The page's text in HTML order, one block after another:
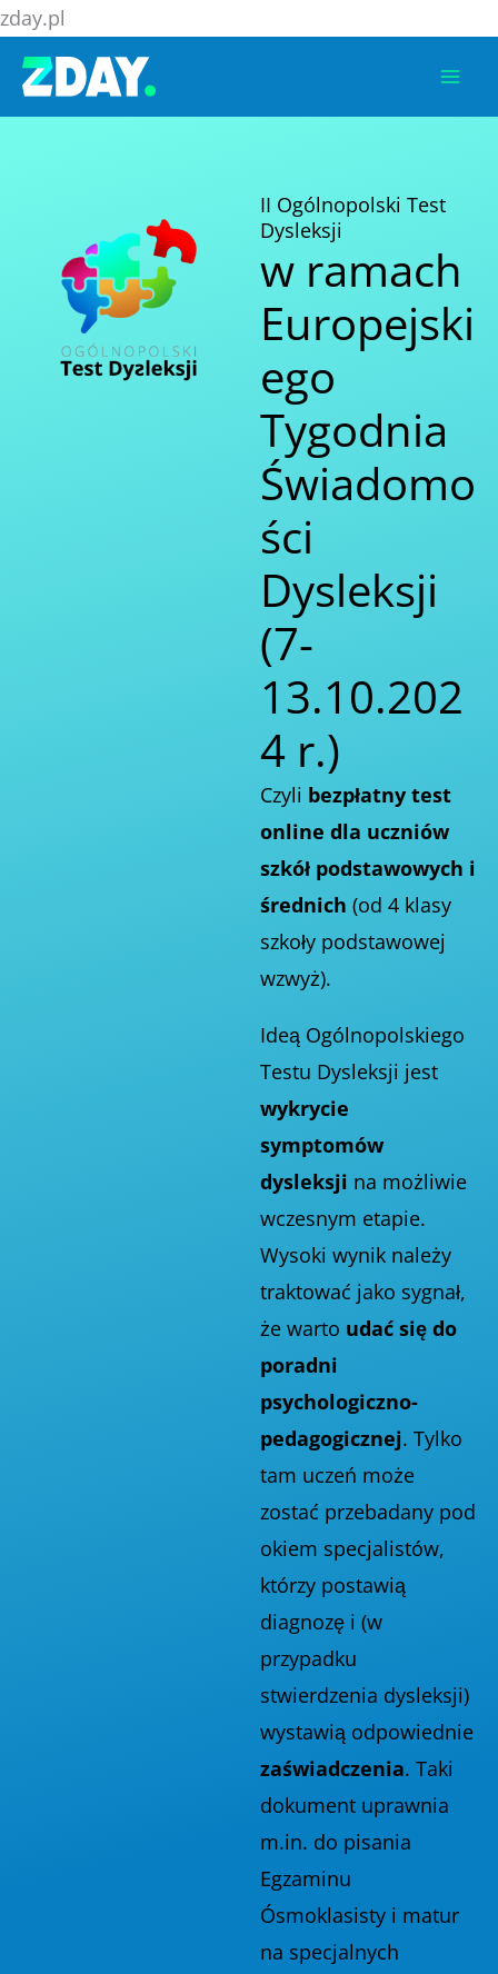
zday.pl
do
treści
II Ogólnopolski Test
Dysleksji
w ramach
Europejski
ego
Tygodnia
Świadomo
ści
Dysleksji
(7-
13.10.202
4 r.)
Czyli bezpłatny test
online dla uczniów
szkół podstawowych i
średnich (od 4 klasy
szkoły podstawowej
wzwyż).
Ideą Ogólnopolskiego
Testu Dysleksji jest
wykrycie
symptomów
dysleksji na możliwie
wczesnym etapie.
Wysoki wynik należy
traktować jako sygnał,
że warto udać się do
poradni
psychologiczno-
pedagogicznej. Tylko
tam uczeń może
zostać przebadany pod
okiem specjalistów,
którzy postawią
diagnozę i (w
przypadku
stwierdzenia dysleksji)
wystawią odpowiednie
zaświadczenia. Taki
dokument uprawnia
m.in. do pisania
Egzaminu
Ósmoklasisty i matur
na specjalnych